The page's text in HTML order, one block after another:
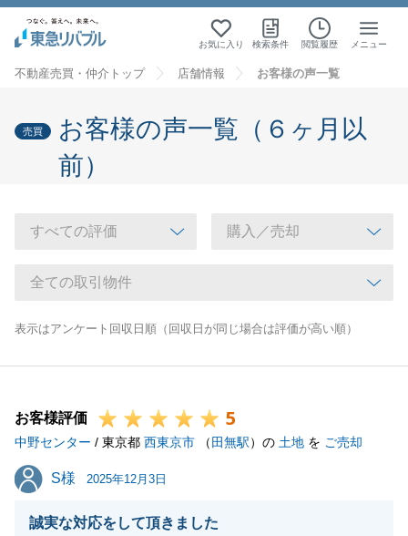
お気に入り 検索条件 閲覧履歴 メニュー
不動産売買・仲介トップ 店舗情報 お客様の声一覧
売買
お客様の声一覧（６ヶ月以
前）
表示はアンケート回収日順（回収日が同じ場合は評価が高い順）
お客様評価 5
中野センター / 東京都 西東京市 （ 田無駅）の 土地 を ご売却
S様
S様 2025年12月3日
誠実な対応をして頂きました